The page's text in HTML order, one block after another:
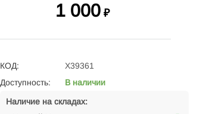
1 000 ₽
КОД:
Х39361
Доступность:
В наличии
Наличие на складах: